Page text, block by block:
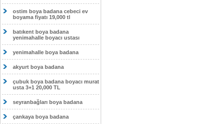
ostim boya badana cebeci ev
boyama fiyatı 19,000 tl
batıkent boya badana
yenimahalle boyacı ustası
yenimahalle boya badana
akyurt boya badana
çubuk boya badana boyacı murat
usta 3+1 20,000 TL
seyranbağları boya badana
çankaya boya badana